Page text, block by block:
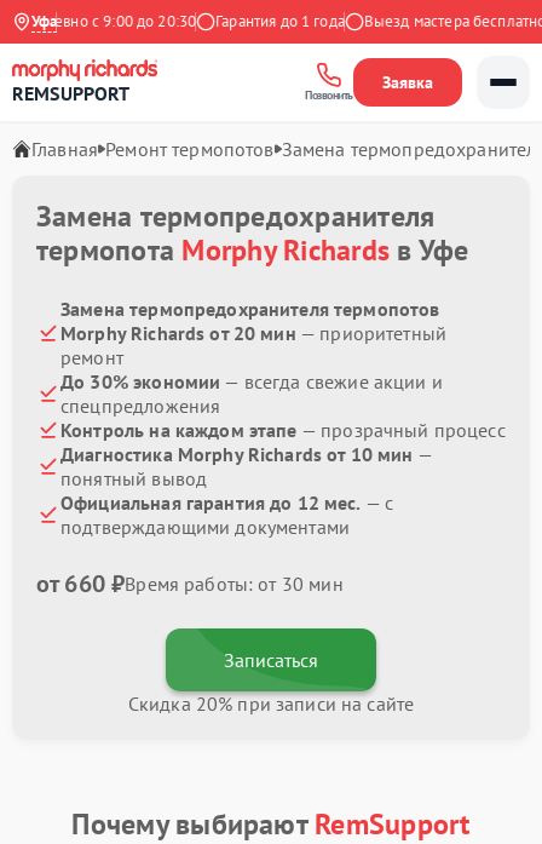
Уфа с 9:00 до 20:30 Гарантия до 1 года Выезд мастера бесплатно
REMSUPPORT Позвонить
Заявка
Главная Ремонт термопотов Замена
Замена термопредохранителя
термопота Morphy Richards в Уфе
Замена термопредохранителя термопотов
Morphy Richards от 20 мин — приоритетный
ремонт
До 30% экономии — всегда свежие акции и
спецпредложения
Контроль на каждом этапе — прозрачный процесс
Диагностика Morphy Richards от 10 мин —
понятный вывод
Официальная гарантия до 12 мес. — с
подтверждающими документами
от 660 ₽Время работы: от 30 мин
Записаться
Скидка 20% при записи на сайте
Почему выбираютRemSupport